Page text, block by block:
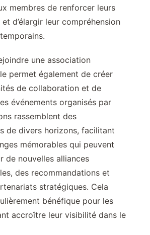
membres de renforcer leurs
d’élargir leur compréhension
une association
permet également de créer
de collaboration et de
événements organisés par
rassemblent des
de divers horizons, facilitant
mémorables qui peuvent
de nouvelles alliances
des recommandations et
stratégiques. Cela
bénéfique pour les
accroître leur visibilité dans le